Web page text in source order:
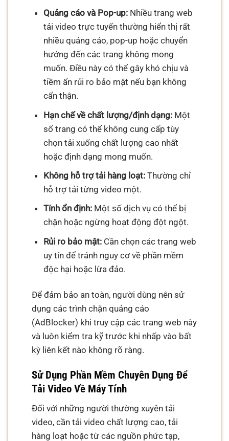
Quảng cáo và Pop-up:Nhiều trang web
tải video trực tuyến thường hiển thị rất
nhiều quảng cáo, pop-up hoặc chuyển
hướng đến các trang không mong
muốn. Điều này có thể gây khó chịu và
tiềm ẩn rủi ro bảo mật nếu bạn không
cẩn thận.
Hạn chế về chất lượng/định dạng:Một
số trang có thể không cung cấp tùy
chọn tải xuống chất lượng cao nhất
hoặc định dạng mong muốn.
Không hỗ trợ tải hàng loạt:Thường chỉ
hỗ trợ tải từng video một.
Tính ổn định:Một số dịch vụ có thể bị
chặn hoặc ngừng hoạt động đột ngột.
Rủi ro bảo mật:Cần chọn các trang web
uy tín để tránh nguy cơ về phần mềm
độc hại hoặc lừa đảo.
Để đảm bảo an toàn, người dùng nên sử
dụng các trình chặn quảng cáo
(AdBlocker) khi truy cập các trang web này
và luôn kiểm tra kỹ trước khi nhấp vào bất
kỳ liên kết nào không rõ ràng.
Sử Dụng Phần Mềm Chuyên Dụng Để
Tải Video Về Máy Tính
Đối với những người thường xuyên tải
video, cần tải video chất lượng cao, tải
hàng loạt hoặc từ các nguồn phức tạp,